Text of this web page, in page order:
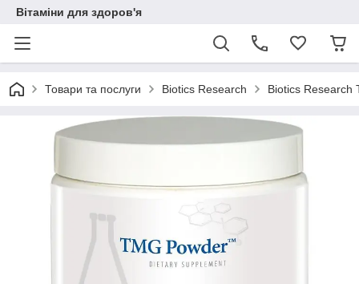
Вітаміни для здоров'я
Товари та послуги Biotics Research Biotics Research